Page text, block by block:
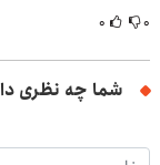
۰ ۰
شما چه نظری